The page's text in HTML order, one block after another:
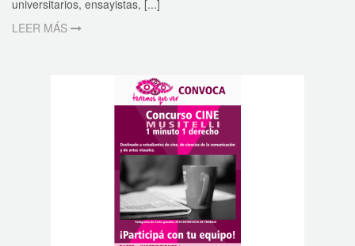
universitarios, ensayistas, [...]
LEER MÁS